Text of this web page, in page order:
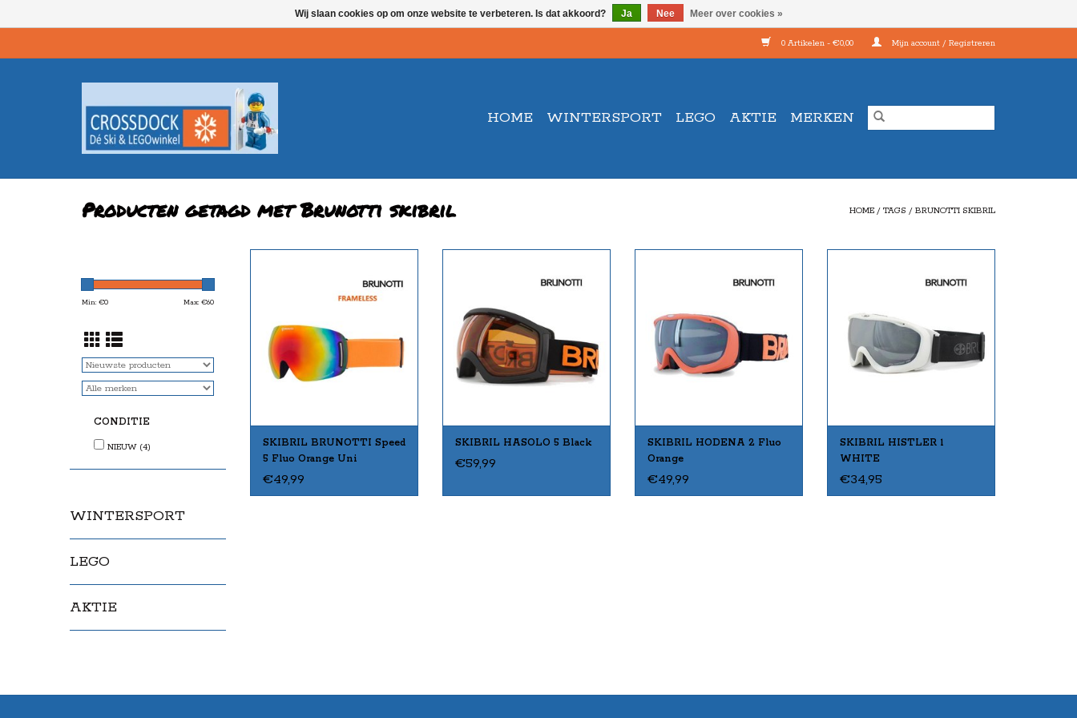
0 Artikelen - €0,00 Mijn account / Registreren
HOME WINTERSPORT LEGO AKTIE MERKEN
Producten getagd met Brunotti skibril HOME / TAGS / BRUNOTTI SKIBRIL
Min: €0 Max: €60
CONDITIE
NIEUW (4)
WINTERSPORT
LEGO
AKTIE
TOEVOEGEN AAN WINKELWAGEN
SKIBRIL BRUNOTTI Speed
5 Fluo Orange Uni
€49,99
SKIBRIL HASOLO 5 Black
€59,99
SKIBRIL HODENA 2 Fluo
Orange
€49,99
SKIBRIL HISTLER 1
WHITE
€34,95
Wij slaan cookies op om onze website te verbeteren. Is dat akkoord? Ja Nee Meer over cookies »